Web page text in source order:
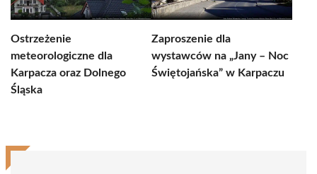
Ostrzeżenie
meteorologiczne dla
Karpacza oraz Dolnego
Śląska
Zaproszenie dla
wystawców na „Jany – Noc
Świętojańska” w Karpaczu